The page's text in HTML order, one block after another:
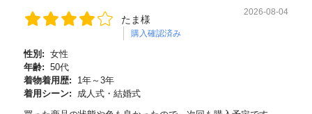
たま様
購入確認済み
2026-08-04
性別: 女性
年齢: 50代
着物着用歴:
1年～3年
着用シーン:
成人式・結婚式